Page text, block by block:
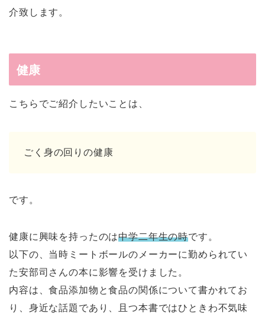
介致します。
健康
こちらでご紹介したいことは、
ごく身の回りの健康
です。
健康に興味を持ったのは中学二年生の時です。
以下の、当時ミートボールのメーカーに勤められてい
た安部司さんの本に影響を受けました。
内容は、食品添加物と食品の関係について書かれてお
り、身近な話題であり、且つ本書ではひときわ不気味